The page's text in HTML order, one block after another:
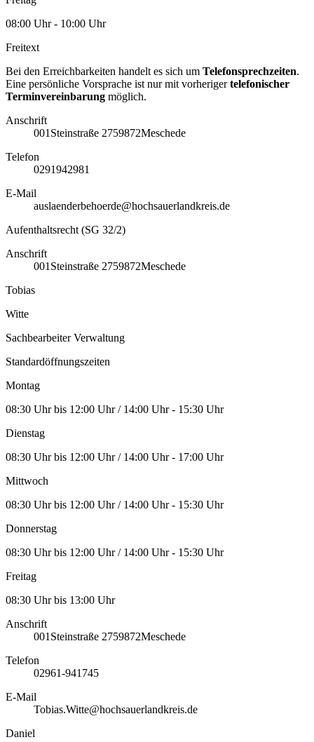
08:00 Uhr - 10:00 Uhr
Freitext
Bei den Erreichbarkeiten handelt es sich um Telefonsprechzeiten.
Eine persönliche Vorsprache ist nur mit vorherigertelefonischer
Terminvereinbarung möglich.
Anschrift
001 Steinstraße 2759872Meschede
Telefon
0291942981
E-Mail
auslaenderbehoerde@hochsauerlandkreis.de
Aufenthaltsrecht (SG 32/2)
Anschrift
001 Steinstraße 2759872Meschede
Tobias
Witte
Sachbearbeiter Verwaltung
Standardöffnungszeiten
Montag
08:30 Uhr bis 12:00 Uhr / 14:00 Uhr - 15:30 Uhr
Dienstag
08:30 Uhr bis 12:00 Uhr / 14:00 Uhr - 17:00 Uhr
Mittwoch
08:30 Uhr bis 12:00 Uhr / 14:00 Uhr - 15:30 Uhr
Donnerstag
08:30 Uhr bis 12:00 Uhr / 14:00 Uhr - 15:30 Uhr
Freitag
08:30 Uhr bis 13:00 Uhr
Anschrift
001 Steinstraße 2759872Meschede
Telefon
02961-941745
E-Mail
Tobias.Witte@hochsauerlandkreis.de
Daniel